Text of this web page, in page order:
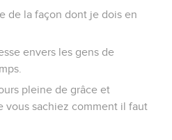
de la façon dont je dois en
envers les gens de
pleine de grâce et
vous sachiez comment il faut